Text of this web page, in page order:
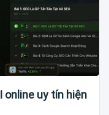
online uy tín hiện